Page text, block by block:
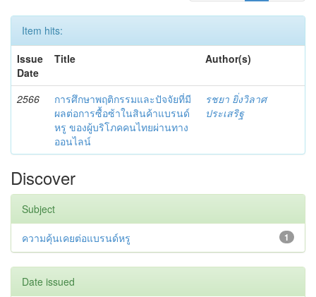
Item hits:
Issue
Date
Title Author(s)
2566
การศึกษาพฤติกรรมและปัจจัยที่มี
ผลต่อการซื้อซ้าในสินค้าแบรนด์
หรู ของผู้บริโภคคนไทยผ่านทาง
ออนไลน์
รชยา ยิ่งวิลาศ
ประเสริฐ
Discover
Subject
1
ความคุ้นเคยต่อแบรนด์หรู
Date issued